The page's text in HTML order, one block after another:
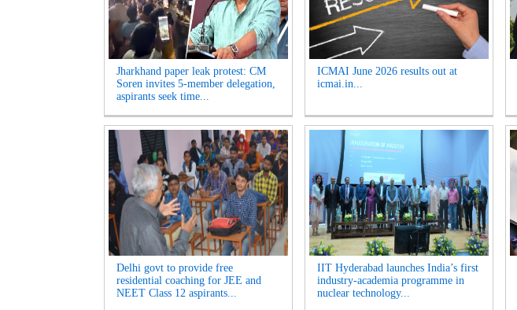
Jharkhand paper leak protest: CM
Soren invites 5-member delegation,
aspirants seek time...
ICMAI June 2026 results out at
icmai.in...
Delhi govt to provide free
residential coaching for JEE and
NEET Class 12 aspirants...
IIT Hyderabad launches India’s first
industry-academia programme in
nuclear technology...